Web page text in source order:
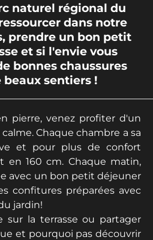
naturel régional du
dans notre
prendre un bon petit
et si l'envie vous
bonnes chaussures
sentiers !
pierre, venez profiter d'un
Chaque chambre a sa
et pour plus de confort
en 160 cm. Chaque matin,
avec un bon petit déjeuner
confitures préparées avec
jardin!
sur la terrasse ou partager
et pourquoi pas découvrir